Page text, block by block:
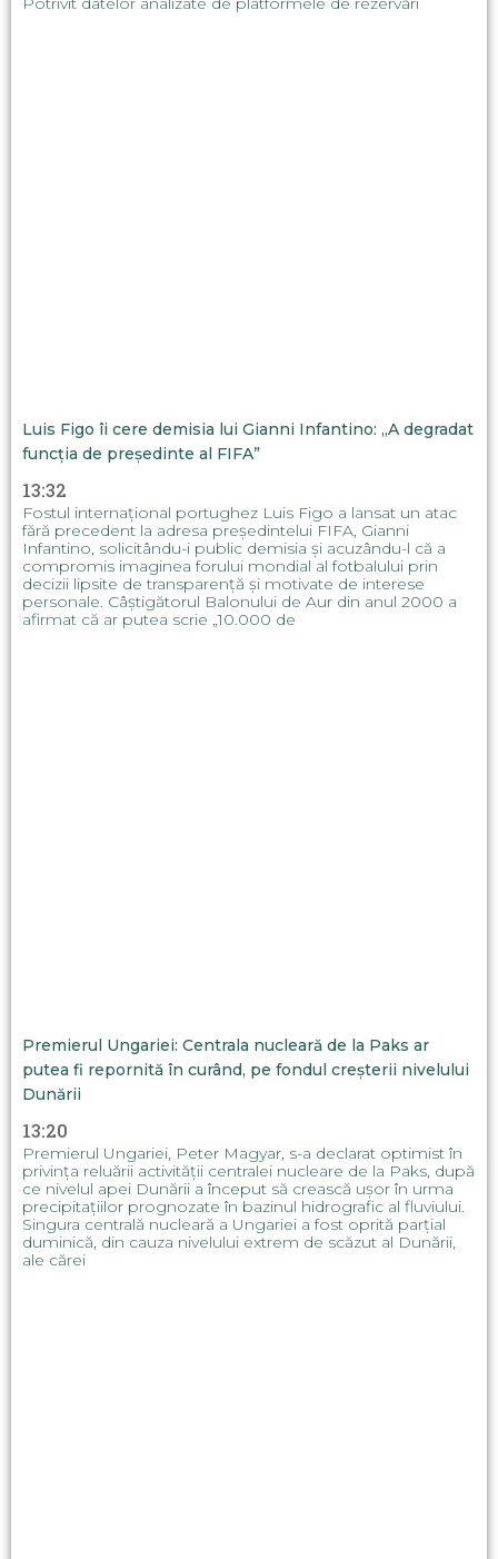
Luis Figo îi cere demisia lui Gianni Infantino: „A degradat
funcția de președinte al FIFA”
13:32
Fostul internațional portughez Luis Figo a lansat un atac
fără precedent la adresa președintelui FIFA, Gianni
Infantino, solicitându-i public demisia și acuzându-l că a
compromis imaginea forului mondial al fotbalului prin
decizii lipsite de transparență și motivate de interese
personale. Câștigătorul Balonului de Aur din anul 2000 a
afirmat că ar putea scrie „10.000 de
Premierul Ungariei: Centrala nucleară de la Paks ar
putea fi repornită în curând, pe fondul creșterii nivelului
Dunării
13:20
Premierul Ungariei, Peter Magyar, s-a declarat optimist în
privința reluării activității centralei nucleare de la Paks, după
ce nivelul apei Dunării a început să crească ușor în urma
precipitațiilor prognozate în bazinul hidrografic al fluviului.
Singura centrală nucleară a Ungariei a fost oprită parțial
duminică, din cauza nivelului extrem de scăzut al Dunării,
ale cărei